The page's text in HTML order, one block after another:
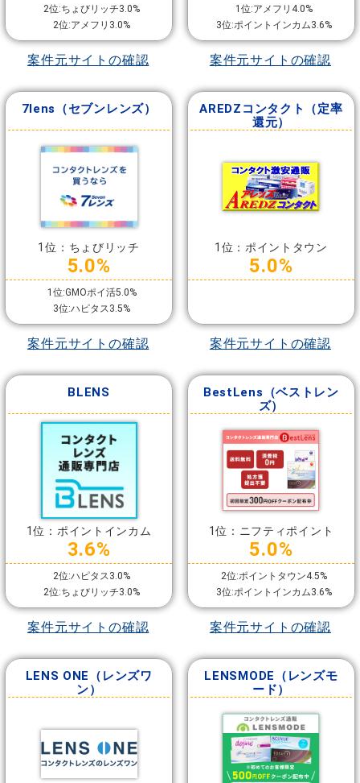
2位:ちょびリッチ3.0%
2位:アメフリ3.0%
案件元サイトの確認
1位:アメフリ4.0%
3位:ポイントインカム3.6%
案件元サイトの確認
7lens（セブンレンズ）
1位：ちょびリッチ
5.0%
1位:GMOポイ活5.0%
3位:ハピタス3.5%
案件元サイトの確認
AREDZコンタクト（定率
還元）
1位：ポイントタウン
5.0%
案件元サイトの確認
BLENS
1位：ポイントインカム
3.6%
2位:ハピタス3.0%
2位:ちょびリッチ3.0%
案件元サイトの確認
BestLens（ベストレン
ズ）
1位：ニフティポイント
5.0%
2位:ポイントタウン4.5%
3位:ポイントインカム3.6%
案件元サイトの確認
LENS ONE（レンズワ
ン）
LENSMODE（レンズモ
ード）